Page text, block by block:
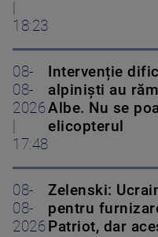
18:23
08-
08-
2026
17:48
Intervenție
alpiniști au
Albe. Nu se
elicopterul
08-
08-
2026
Zelenski:
pentru
Patriot, dar